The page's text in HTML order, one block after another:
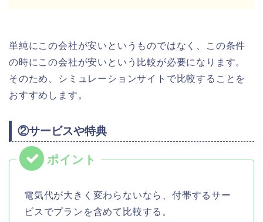
単純にこの会社が安いというものではなく、この条件
の時にこの会社が安いという比較が必要になります。
そのため、シミュレーションサイトで比較することを
おすすめします。
②サービスや特典
電気代が大きく変わらないなら、付帯するサー
ビスでプランを含めて比較する。